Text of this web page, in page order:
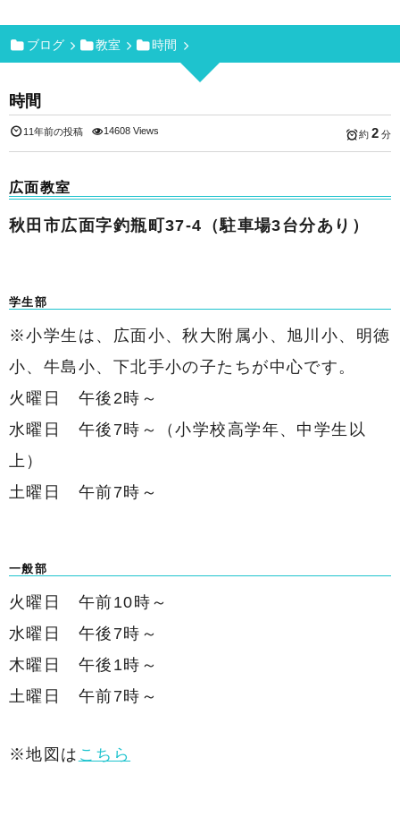
ブログ 教室 時間
時間
11年前の投稿 14608 Views 約 2 分
広面教室
秋田市広面字釣瓶町37-4（駐車場3台分あり）
学生部
※小学生は、広面小、秋大附属小、旭川小、明徳
小、牛島小、下北手小の子たちが中心です。
火曜日 午後2時～
水曜日 午後7時～（小学校高学年、中学生以
上）
土曜日 午前7時～
一般部
火曜日 午前10時～
水曜日 午後7時～
木曜日 午後1時～
土曜日 午前7時～
※地図は こちら